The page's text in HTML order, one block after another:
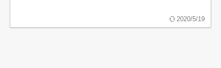
2020/5/19